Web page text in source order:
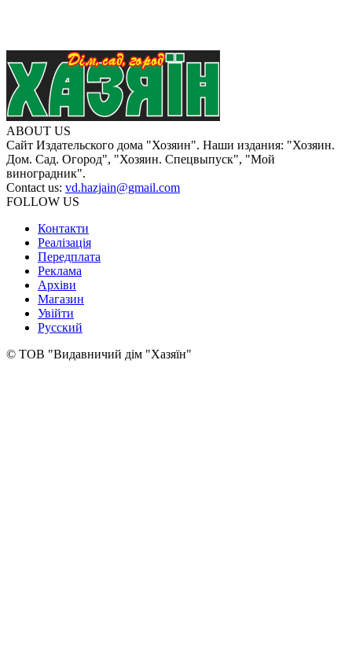
ABOUT US
Сайт Издательского дома "Хозяин". Наши издания: "Хозяин.
Дом. Сад. Огород", "Хозяин. Спецвыпуск", "Мой
виноградник".
Contact us: vd.hazjain@gmail.com
FOLLOW US
Контакти
Реалізація
Передплата
Реклама
Архіви
Магазин
Увійти
Русский
© ТОВ "Видавничий дім "Хазяїн"